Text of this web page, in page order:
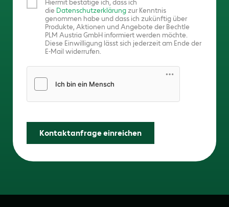
Hiermit bestätige ich, dass ich
die Datenschutzerklärungzur Kenntnis
genommen habe und dass ich zukünftig über
Produkte, Aktionen und Angebote der Bechtle
PLM Austria GmbH informiert werden möchte.
Diese Einwilligung lässt sich jederzeit am Ende der
E-Mail widerrufen.
Kontaktanfrage einreichen